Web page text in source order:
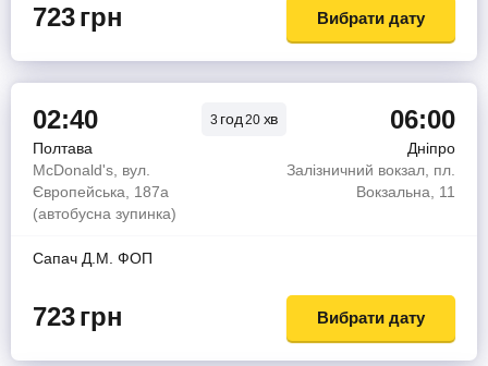
723грн Вибрати дату
02:40 3 год20 хв 06:00
Полтава
Дніпро
McDonald's, вул.
Європейська, 187а
(автобусна зупинка)
Залізничний вокзал, пл.
Вокзальна, 11
Сапач Д.М. ФОП
723грн Вибрати дату